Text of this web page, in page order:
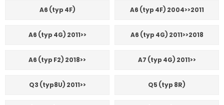
A6 (typ 4F) A6 (typ 4F) 2004>>2011
A6 (typ 4G) 2011>> A6 (typ 4G) 2011>>2018
A6 (typ F2) 2018>> A7 (typ 4G) 2011>>
Q3 (typ8U) 2011>> Q5 (typ 8R)